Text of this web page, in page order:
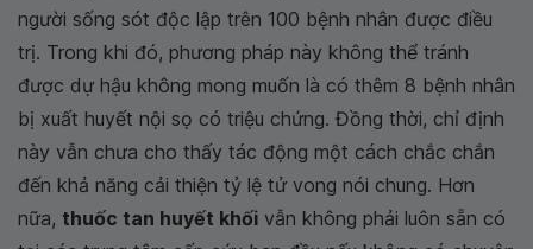
người sống sót độc lập trên 100 bệnh nhân được điều
trị. Trong khi đó, phương pháp này không thể tránh
được dự hậu không mong muốn là có thêm 8 bệnh nhân
bị xuất huyết nội sọ có triệu chứng. Đồng thời, chỉ định
này vẫn chưa cho thấy tác động một cách chắc chắn
đến khả năng cải thiện tỷ lệ tử vong nói chung. Hơn
nữa, thuốc tan huyết khối vẫn không phải luôn sẵn có